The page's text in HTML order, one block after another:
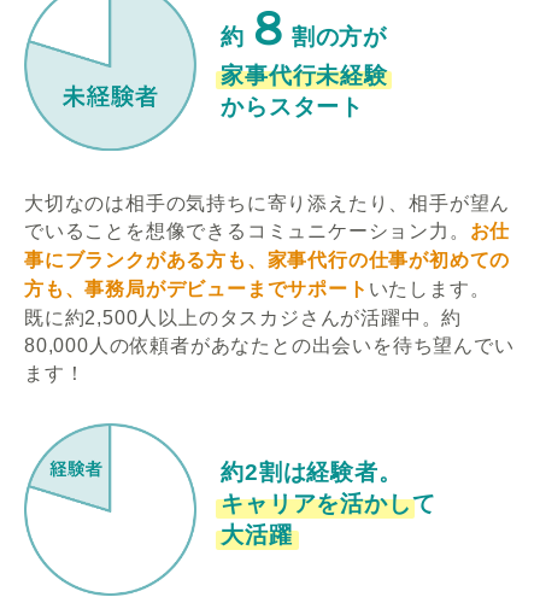
約 ８ 割の方が
家事代行未経験
からスタート
大切なのは相手の気持ちに寄り添えたり、相手が望ん
でいることを想像できるコミュニケーション力。 お仕
事にブランクがある方も、家事代行の仕事が初めての
方も、事務局がデビューまでサポート いたします。
既に約2,500人以上のタスカジさんが活躍中。約
80,000人の依頼者があなたとの出会いを待ち望んでい
ます！
約2割は経験者。
キャリアを活かして
大活躍